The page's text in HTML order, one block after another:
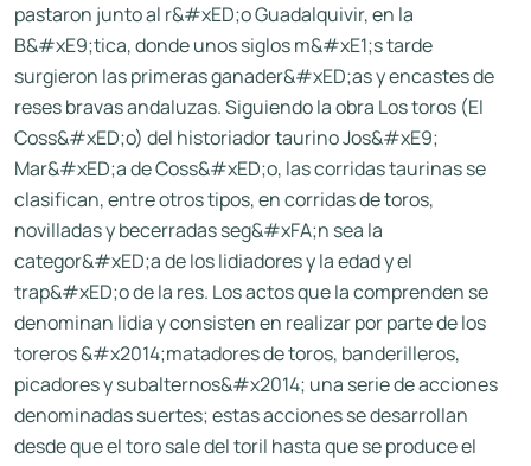
pastaron junto al r&#xED;o Guadalquivir, en la
B&#xE9;tica, donde unos siglos m&#xE1;s tarde
surgieron las primeras ganader&#xED;as y encastes de
reses bravas andaluzas. Siguiendo la obra Los toros (El
Coss&#xED;o) del historiador taurino Jos&#xE9;
Mar&#xED;a de Coss&#xED;o, las corridas taurinas se
clasifican, entre otros tipos, en corridas de toros,
novilladas y becerradas seg&#xFA;n sea la
categor&#xED;a de los lidiadores y la edad y el
trap&#xED;o de la res. Los actos que la comprenden se
denominan lidia y consisten en realizar por parte de los
toreros &#x2014;matadores de toros, banderilleros,
picadores y subalternos&#x2014; una serie de acciones
denominadas suertes; estas acciones se desarrollan
desde que el toro sale del toril hasta que se produce el